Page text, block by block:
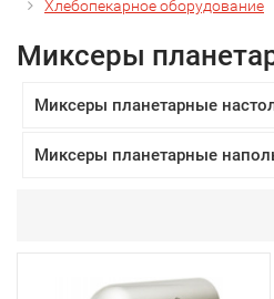
Хлебопекарное оборудование
Миксеры
Миксеры планетарные
Миксеры планетарные